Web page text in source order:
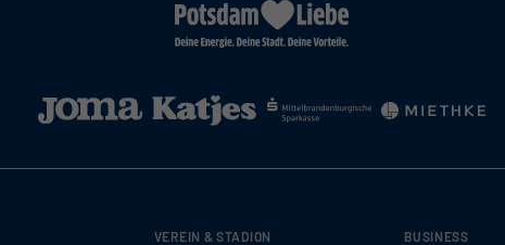
VEREIN & STADION BUSINESS